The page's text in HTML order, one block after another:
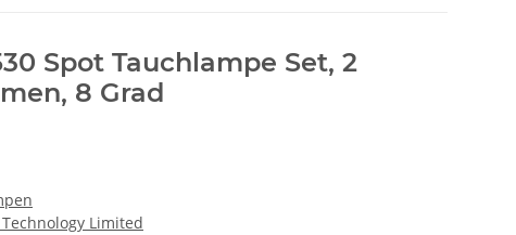
Spot Tauchlampe Set, 2
8 Grad
Limited